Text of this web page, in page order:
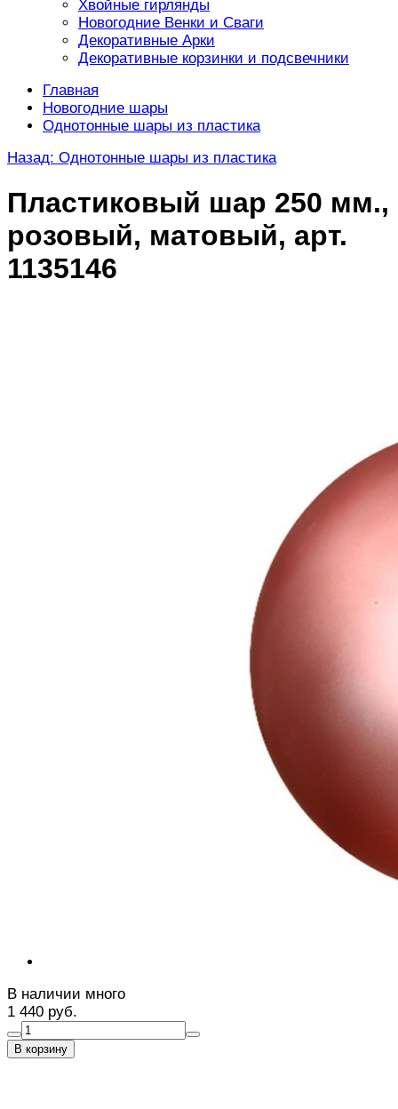
Хвойные гирлянды
Новогодние Венки и Сваги
Декоративные Арки
Декоративные корзинки и подсвечники
Главная
Новогодние шары
Однотонные шары из пластика
Назад: Однотонные шары из пластика
Пластиковый шар 250 мм.,
розовый, матовый, арт.
1135146
В наличии много
1 440 руб.
В корзину